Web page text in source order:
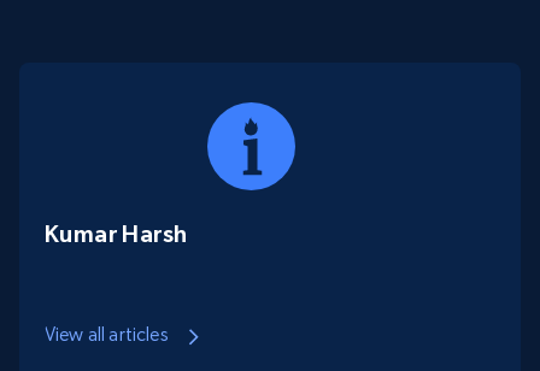
Kumar Harsh
View all articles